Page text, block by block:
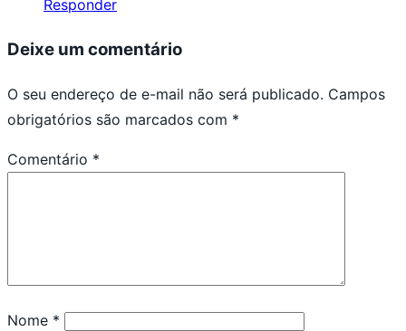
Responder
Deixe um comentário
O seu endereço de e-mail não será publicado. Campos
obrigatórios são marcados com *
Comentário *
Nome *